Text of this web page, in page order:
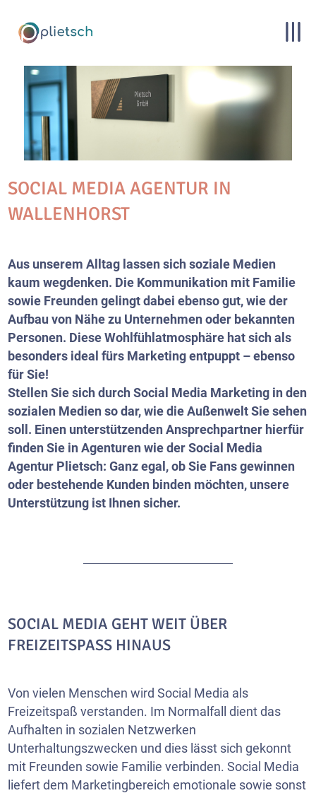
SOCIAL MEDIA AGENTUR IN
WALLENHORST
Aus unserem Alltag lassen sich soziale Medien
kaum wegdenken. Die Kommunikation mit Familie
sowie Freunden gelingt dabei ebenso gut, wie der
Aufbau von Nähe zu Unternehmen oder bekannten
Personen. Diese Wohlfühlatmosphäre hat sich als
besonders ideal fürs Marketing entpuppt – ebenso
für Sie!
Stellen Sie sich durch Social Media Marketing in den
sozialen Medien so dar, wie die Außenwelt Sie sehen
soll. Einen unterstützenden Ansprechpartner hierfür
finden Sie in Agenturen wie der Social Media
Agentur Plietsch: Ganz egal, ob Sie Fans gewinnen
oder bestehende Kunden binden möchten, unsere
Unterstützung ist Ihnen sicher.
SOCIAL MEDIA GEHT WEIT ÜBER
FREIZEITSPASS HINAUS
Von vielen Menschen wird Social Media als
Freizeitspaß verstanden. Im Normalfall dient das
Aufhalten in sozialen Netzwerken
Unterhaltungszwecken und dies lässt sich gekonnt
mit Freunden sowie Familie verbinden. Social Media
liefert dem Marketingbereich emotionale sowie sonst